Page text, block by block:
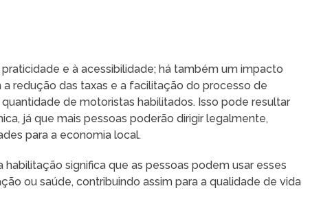
e à acessibilidade; há também um impacto
redução das taxas e a facilitação do processo de
de motoristas habilitados. Isso pode resultar
já que mais pessoas poderão dirigir legalmente,
para a economia local.
significa que as pessoas podem usar esses
ou saúde, contribuindo assim para a qualidade de vida